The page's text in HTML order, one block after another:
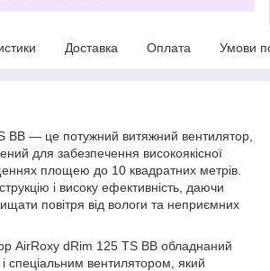
Доставка Оплата Умови
BB — це потужний витяжний вентилятор,
для забезпечення високоякісної
площею до 10 квадратних метрів.
і високу ефективність, даючи
повітря від вологи та неприємних
AirRoxy dRim 125 TS BB обладнаний
спеціальним вентилятором, який